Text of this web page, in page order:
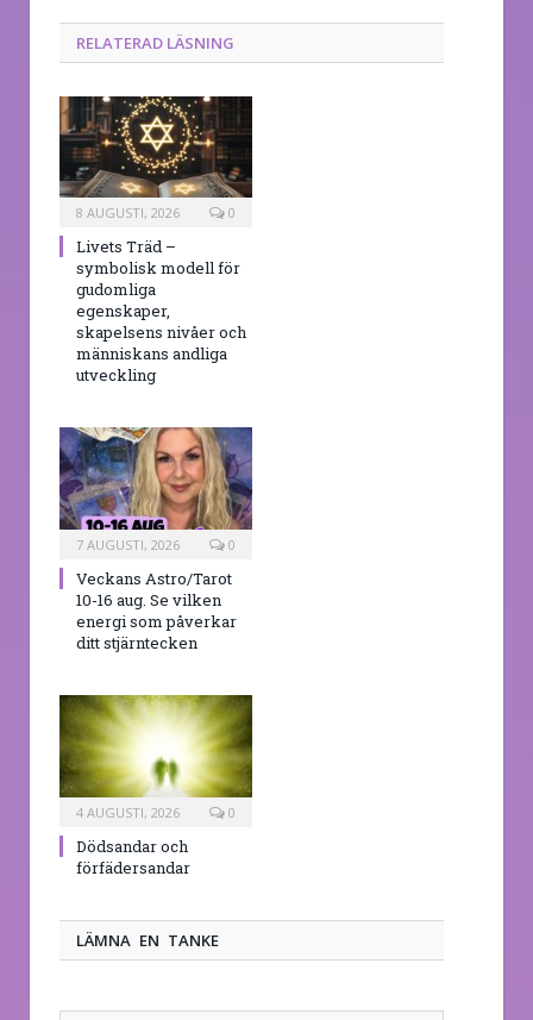
RELATERAD LÄSNING
8 AUGUSTI, 2026 0
Livets Träd –
symbolisk modell för
gudomliga
egenskaper,
skapelsens nivåer och
människans andliga
utveckling
7 AUGUSTI, 2026 0
Veckans Astro/Tarot
10-16 aug. Se vilken
energi som påverkar
ditt stjärntecken
4 AUGUSTI, 2026 0
Dödsandar och
förfädersandar
LÄMNA EN TANKE